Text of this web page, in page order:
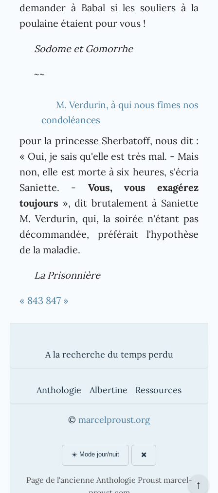
demander à Babal si les souliers à la
poulaine étaient pour vous !
Sodome et Gomorrhe
~~
M. Verdurin, à qui nous fîmes nos
condoléances
pour la princesse Sherbatoff, nous dit :
« Oui, je sais qu'elle est très mal. - Mais
non, elle est morte à six heures, s'écria
Saniette. - Vous, vous exagérez
toujours », dit brutalement à Saniette
M. Verdurin, qui, la soirée n'étant pas
décommandée, préférait l'hypothèse
de la maladie.
La Prisonnière
« 843 847 »
↑
A la recherche du temps perdu
Anthologie Albertine Ressources
© marcelproust.org
☀️ Mode jour/nuit ✖️
Page de l'ancienne Anthologie Proust marcel-